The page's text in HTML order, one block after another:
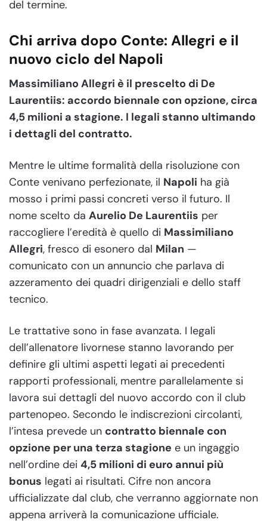
del termine.
Chi arriva dopo Conte: Allegri e il
nuovo ciclo del Napoli
Massimiliano Allegri è il prescelto di De
Laurentiis: accordo biennale con opzione, circa
4,5 milioni a stagione. I legali stanno ultimando
i dettagli del contratto.
Mentre le ultime formalità della risoluzione con
Conte venivano perfezionate, il Napoli ha già
mosso i primi passi concreti verso il futuro. Il
nome scelto da Aurelio De Laurentiis per
raccogliere l’eredità è quello di Massimiliano
Allegri, fresco di esonero dal Milan —
comunicato con un annuncio che parlava di
azzeramento dei quadri dirigenziali e dello staff
tecnico.
Le trattative sono in fase avanzata. I legali
dell’allenatore livornese stanno lavorando per
definire gli ultimi aspetti legati ai precedenti
rapporti professionali, mentre parallelamente si
lavora sui dettagli del nuovo accordo con il club
partenopeo. Secondo le indiscrezioni circolanti,
l’intesa prevede un contratto biennale con
opzione per una terza stagione e un ingaggio
nell’ordine dei 4,5 milioni di euro annui più
bonus legati ai risultati. Cifre non ancora
ufficializzate dal club, che verranno aggiornate non
appena arriverà la comunicazione ufficiale.